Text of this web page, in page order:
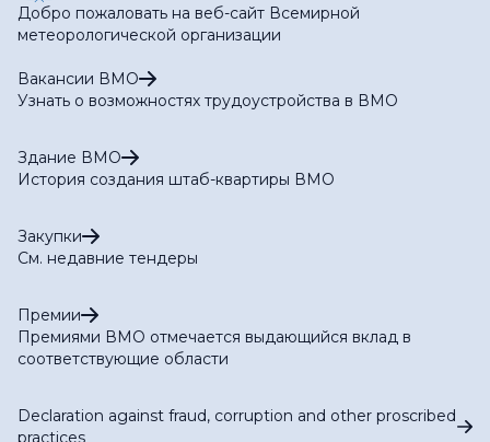
Добро пожаловать на веб-сайт Всемирной
метеорологической организации
Вакансии ВМО
Узнать о возможностях трудоустройства в ВМО
Здание ВМО
История создания штаб-квартиры ВМО
Закупки
См. недавние тендеры
Премии
Премиями ВМО отмечается выдающийся вклад в
соответствующие области
Declaration against fraud, corruption and other proscribed
practices